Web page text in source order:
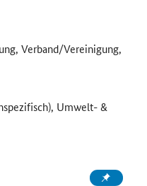
Verband/Vereinigung,
Umwelt- &